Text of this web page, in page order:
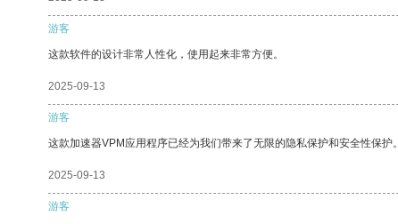
游客
这款软件的设计非常人性化，使用起来非常方便。
2025-09-13
游客
这款加速器VPM应用程序已经为我们带来了无限的隐私保护和安全性保护。
2025-09-13
游客